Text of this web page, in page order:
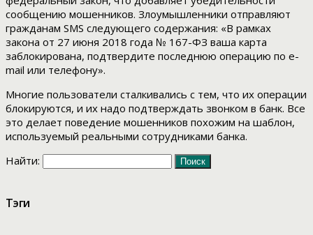
сообщению мошенников. Злоумышленники отправляют
гражданам SMS следующего содержания: «В рамках
закона от 27 июня 2018 года № 167-ФЗ ваша карта
заблокирована, подтвердите последнюю операцию по e-
mail или телефону».
Многие пользователи сталкивались с тем, что их операции
блокируются, и их надо подтверждать звонком в банк. Все
это делает поведение мошенников похожим на шаблон,
используемый реальными сотрудниками банка.
Найти:
Тэги